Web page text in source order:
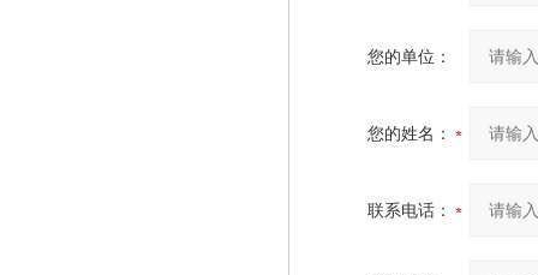
您的单位：
您的姓名：
联系电话：